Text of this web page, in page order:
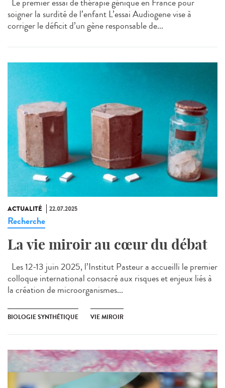
soigner la surdité de l’enfant L’essai Audiogene vise à
corriger le déficit d’un gène responsable de...
ACTUALITÉ 22.07.2025
Recherche
La vie miroir au cœur du débat
Les 12-13 juin 2025, l’Institut Pasteur a accueilli le premier
colloque international consacré aux risques et enjeux liés à
la création de microorganismes...
BIOLOGIE SYNTHÉTIQUE VIE MIROIR